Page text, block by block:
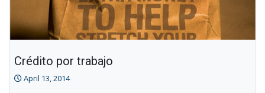
Crédito por trabajo
April 13, 2014